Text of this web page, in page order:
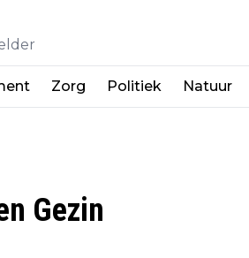
Zorg Politiek Natuur
Gezin